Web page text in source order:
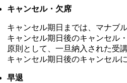
キャンセル・欠席
キャンセル期日までは、マナブ
キャンセル期日後のキャンセル
原則として、一旦納入された受
キャンセル期日後のキャンセル
早退